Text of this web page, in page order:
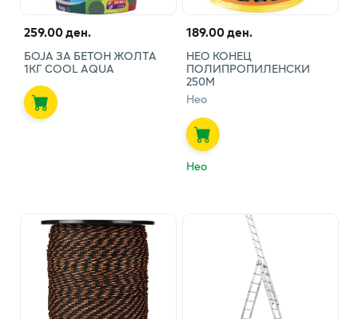
259.00 ден.
БОЈА ЗА БЕТОН ЖОЛТА
1КГ COOL AQUA
189.00 ден.
НЕО КОНЕЦ
ПОЛИПРОПИЛЕНСКИ
250М
Нео
Нео